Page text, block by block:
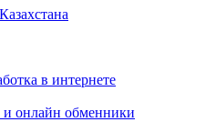
в интернете
онлайн обменники